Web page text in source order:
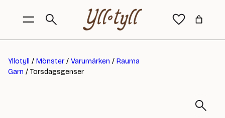
Yllotyll / Mönster/ Varumärken / Rauma
Garn / Torsdagsgenser